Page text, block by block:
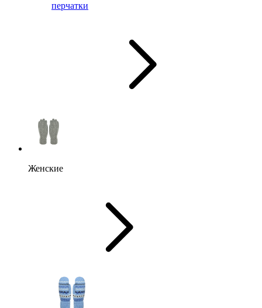
перчатки
Женские